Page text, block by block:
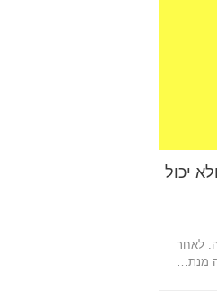
יכול
לאחר
מנת…